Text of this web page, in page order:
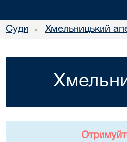
Суди • Хмельницький